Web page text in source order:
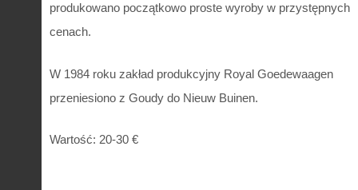
produkowano początkowo proste wyroby w przystępnych
cenach.
W 1984 roku zakład produkcyjny Royal Goedewaagen
przeniesiono z Goudy do Nieuw Buinen.
Wartość: 20-30 €